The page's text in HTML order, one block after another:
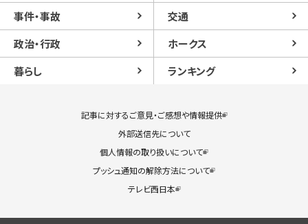
事件・事故
交通
政治・行政
ホークス
暮らし
ランキング
記事に対するご意見・ご感想や情報提供
外部送信先について
個人情報の取り扱いについて
プッシュ通知の解除方法について
テレビ西日本